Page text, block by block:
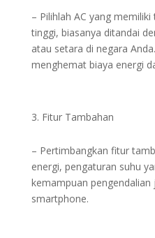
– Pilihlah AC yang
tinggi, biasanya ditandai
atau setara di negara
menghemat biaya energi
Fitur Tambahan
– Pertimbangkan fitur
energi, pengaturan suhu
kemampuan
smartphone.